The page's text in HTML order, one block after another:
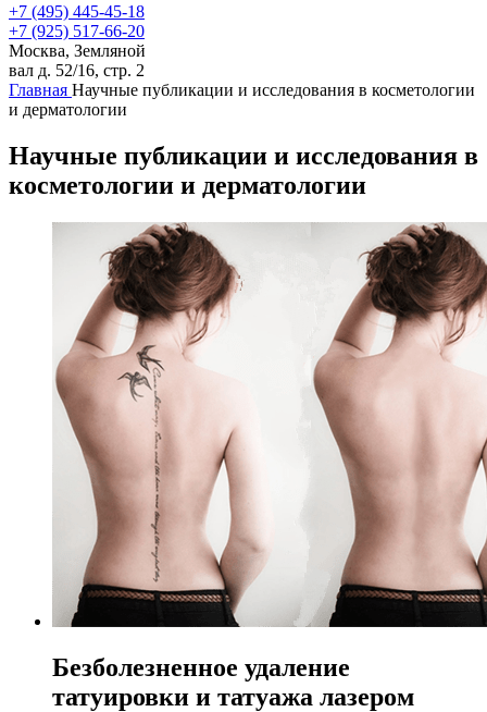
+7 (495) 445-45-18
+7 (925) 517-66-20
Москва, Земляной
вал д. 52/16, стр. 2
Главная Научные публикации и исследования в косметологии
и дерматологии
Научные публикации и исследования в
косметологии и дерматологии
Безболезненное удаление
татуировки и татуажа лазером